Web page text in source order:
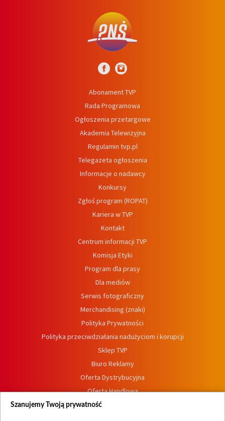
Abonament TVP
Rada Programowa
Ogłoszenia przetargowe
Akademia Telewizyjna
Regulamin tvp.pl
Telegazeta ogłoszenia
Informacje o nadawcy
Konkursy
Zgłoś program (ROPAT)
Kariera w TVP
Kontakt
Centrum informacji TVP
Komisja Etyki
Program dla prasy
Dla mediów
Serwis fotograficzny
Merchandising (znaki)
Polityka Prywatności
Polityka przeciwdziałania nadużyciom i korupcji
Sklep TVP
Biuro Reklamy
Oferta Dystrybucyjna
Oferta Handlowa
Dostępność
Szanujemy Twoją prywatność